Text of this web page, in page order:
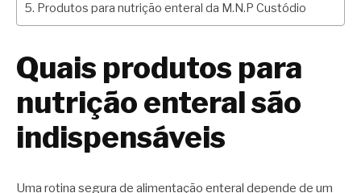
Produtos para nutrição enteral da M.N.P Custódio
Quais produtos para
nutrição enteral são
indispensáveis
Uma rotina segura de alimentação enteral depende de um